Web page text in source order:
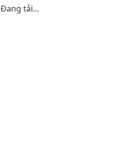
Đang tải...